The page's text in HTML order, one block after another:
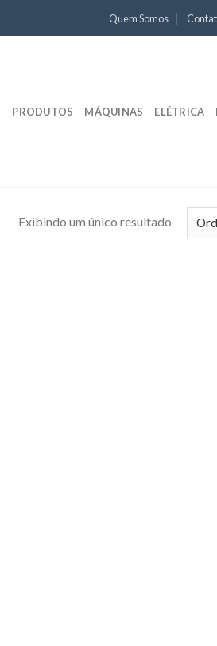
Quem Somos
PRODUTOS MÁQUINAS ELÉTRICA
Exibindo um único resultado